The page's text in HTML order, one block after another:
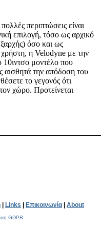
περιπτώσεις είναι
επιλογή, τόσο ως αρχικό
όσο και ως
χρήστη, η Velodyne με την
μοντέλο που
αισθητά την απόδοση του
το γεγονός ότι
χώρο. Προτείνεται
| Links | Επικοινωνία | About
GDPR